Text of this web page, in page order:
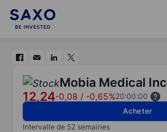
Mobia Medical Inc
12,24-0,08 / -0,65%20:00:00
Acheter
Intervalle de 52 semaines